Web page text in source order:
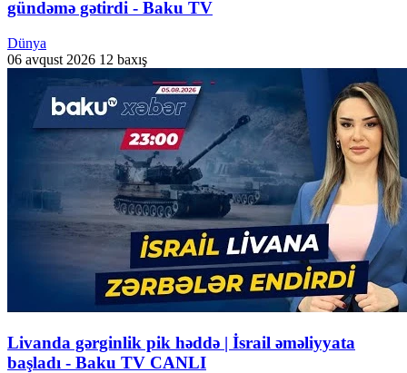
gündəmə gətirdi - Baku TV
Dünya
06 avqust 2026 12 baxış
Livanda gərginlik pik həddə | İsrail əməliyyata
başladı - Baku TV CANLI